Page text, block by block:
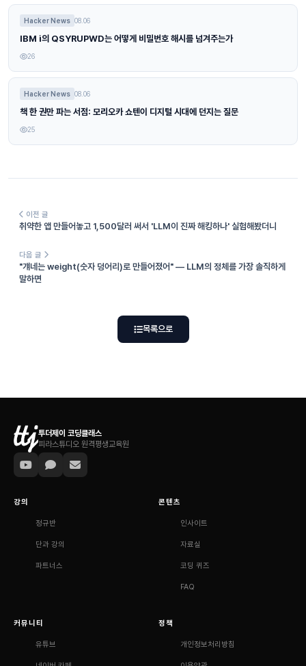
Hacker News 08.06
IBM i의 QSYRUPWD는 어떻게 비밀번호 해시를 넘겨주는가
26
Hacker News 08.06
책 한 권만 파는 서점: 모리오카 쇼텐이 디지털 시대에 던지는 질문
25
이전 글
취약한 앱 만들어놓고 1,500달러 써서 'LLM이 진짜 해킹하나' 실험해봤더니
다음 글
"걔네는 weight(숫자 덩어리)로 만들어졌어" — LLM의 정체를 가장 솔직하게
말하면
목록으로
투더제이 코딩클래스
피라스튜디오 원격평생교육원
강의
정규반
단과 강의
파트너스
콘텐츠
인사이트
자료실
코딩 퀴즈
FAQ
커뮤니티
유튜브
정책
개인정보처리방침